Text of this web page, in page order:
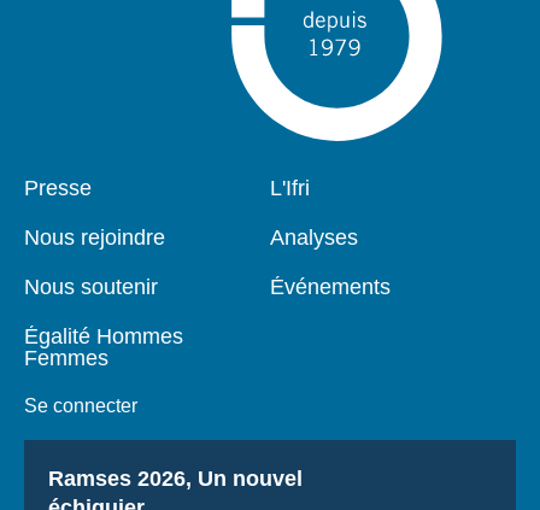
Pied
page
Presse
Nous rejoindre
Nous soutenir
Égalité Hommes
Femmes
Se connecter
Navigation
L'Ifri
Analyses
Événements
Titre
Ramses 2026, Un nouvel